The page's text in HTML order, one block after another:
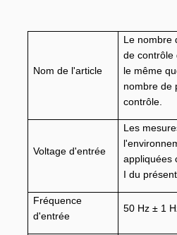
Nom de l'article
Le nombre
de contrôle
le même
nombre de
contrôle.
Voltage d'entrée
Les
appliquées
I du
Fréquence
d'entrée
50 Hz ± 1